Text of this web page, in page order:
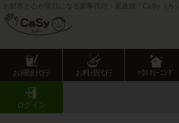
お財布と心が笑顔になる家事代行・家政婦「CaSy（カ
お掃除代行 お料理代行 ﾊｳｽｸﾘｰﾆﾝｸﾞ
ログイン
CaSy TOP
お客様の声･口コミ一覧